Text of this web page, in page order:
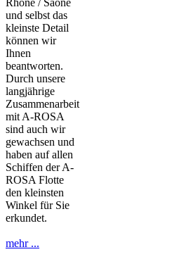
Rhone / Saone
und selbst das
kleinste Detail
können wir
Ihnen
beantworten.
Durch unsere
langjährige
Zusammenarbeit
mit A-ROSA
sind auch wir
gewachsen und
haben auf allen
Schiffen der A-
ROSA Flotte
den kleinsten
Winkel für Sie
erkundet.
mehr ...